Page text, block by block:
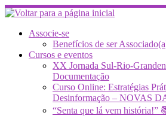
Skip
to
contentAssocie-se
Benefícios de ser
Cursos e eventos
XX Jornada Sul-Rio-
Documentação
Curso Online: Estratégias
Desinformação – NOVAS
“Senta que lá vem história!”